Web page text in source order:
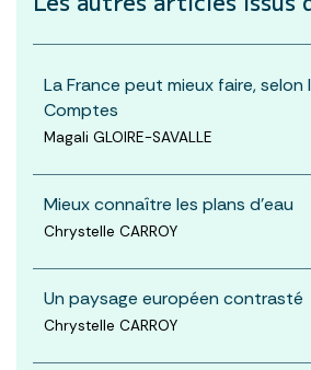
La France peut mieux faire, selon
Comptes
Magali GLOIRE-SAVALLE
Mieux connaître les plans d'eau
Chrystelle CARROY
Un paysage européen contrasté
Chrystelle CARROY